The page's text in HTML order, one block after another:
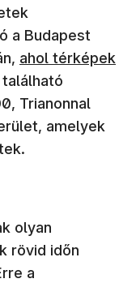
a Budapest
ahol térképek
Trianonnal
amelyek
olyan
rövid időn
a